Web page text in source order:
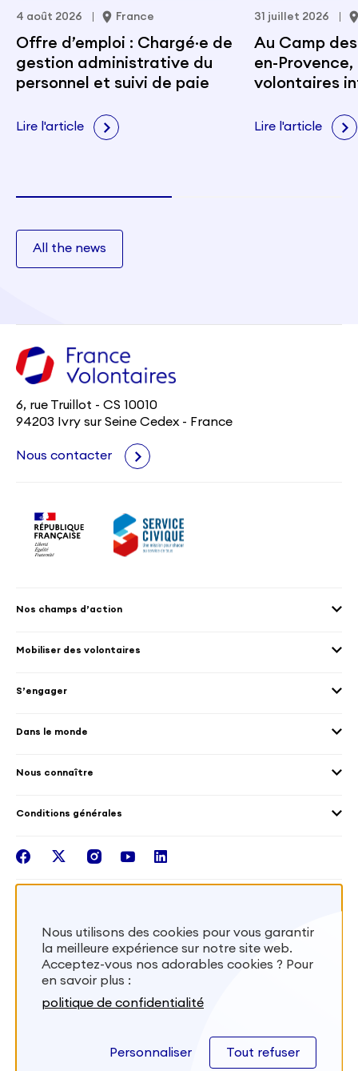
4 août 2026 France
Offre d’emploi : Chargé·e de
gestion administrative du
personnel et suivi de paie
Lire l'article
31 juillet 2026
Au Camp
en-
volontaires
citoyenneté
Lire l'article
All the news
6, rue Truillot - CS 10010
94203 Ivry sur Seine Cedex - France
Nous contacter
Nos champs d’action
Culture et patrimoine
Mobilités croisées
Santé
Mobiliser des volontaires
Accueillir des volontaires
S’engager
Les différents dispositifs de volontariat
Dans le monde
Nous connaître
Les missions de France Volontaires
Intégrer nos équipes
Conditions générales
facebook
twitterinstagram
youtubelinkedin
S'inscrire
Besoin d’aide? Visitez notre foire aux
Nous utilisons des cookies pour vous garantir
la meilleure expérience sur notre site web.
Acceptez-vous nos adorables cookies ? Pour
en savoir plus :
politique de confidentialité
Personnaliser Tout refuser